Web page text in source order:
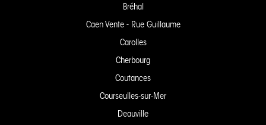
Bréhal
Caen Vente - Rue Guillaume
Carolles
Cherbourg
Coutances
Courseulles-sur-Mer
Deauville